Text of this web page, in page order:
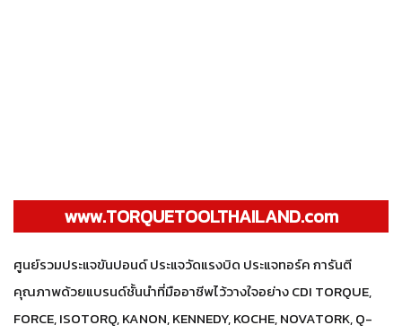
www.TORQUETOOLTHAILAND.com
ศูนย์รวมประแจขันปอนด์ ประแจวัดแรงบิด ประแจทอร์ค การันตี
คุณภาพด้วยแบรนด์ชั้นนำที่มืออาชีพไว้วางใจอย่าง CDI TORQUE,
FORCE, ISOTORQ, KANON, KENNEDY, KOCHE, NOVATORK, Q-